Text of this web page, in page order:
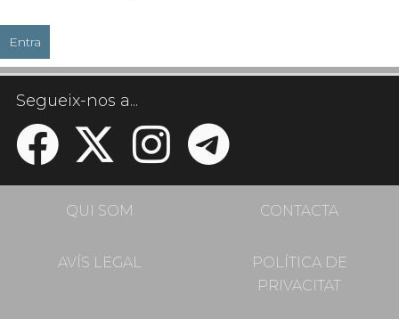
Segueix-nos a...
QUI SOM CONTACTA
AVÍS LEGAL
POLÍTICA DE
PRIVACITAT